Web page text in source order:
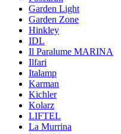
Garden Light
Garden Zone
Hinkley
IDL
Il Paralume MARINA
Ilfari
Italamp
Karman
Kichler
Kolarz
LIFTEL
La Murrina